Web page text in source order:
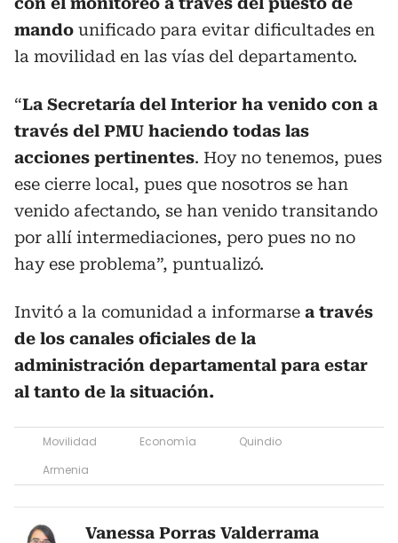
mando unificado para evitar dificultades en
la movilidad en las vías del departamento.
“La Secretaría del Interior ha venido con a
través del PMU haciendo todas las
acciones pertinentes. Hoy no tenemos, pues
ese cierre local, pues que nosotros se han
venido afectando, se han venido transitando
por allí intermediaciones, pero pues no no
hay ese problema”, puntualizó.
Invitó a la comunidad a informarse a través
de los canales oficiales de la
administración departamental para estar
al tanto de la situación.
Movilidad Economía
Quindio
Armenia
Vanessa Porras Valderrama